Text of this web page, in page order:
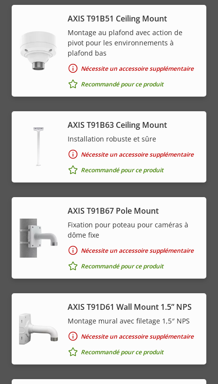
AXIS T91B51 Ceiling Mount
Montage au plafond avec action de
pivot pour les environnements à
plafond bas
Nécessite un accessoire supplémentaire
Recommandé pour ce produit
AXIS T91B63 Ceiling Mount
Installation robuste et sûre
Nécessite un accessoire supplémentaire
Recommandé pour ce produit
AXIS T91B67 Pole Mount
Fixation pour poteau pour caméras à
dôme fixe
Nécessite un accessoire supplémentaire
Recommandé pour ce produit
AXIS T91D61 Wall Mount 1.5” NPS
Montage mural avec filetage 1,5″ NPS
Nécessite un accessoire supplémentaire
Recommandé pour ce produit